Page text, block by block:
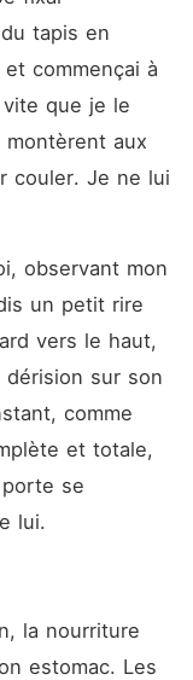
tapis en
commençai à
vite que je le
montèrent aux
couler. Je ne lui
observant mon
un petit rire
vers le haut,
sur son
comme
et totale,
se
lui.
la nourriture
estomac. Les